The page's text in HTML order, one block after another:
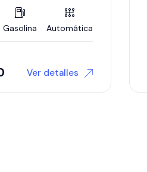
Ver detalles